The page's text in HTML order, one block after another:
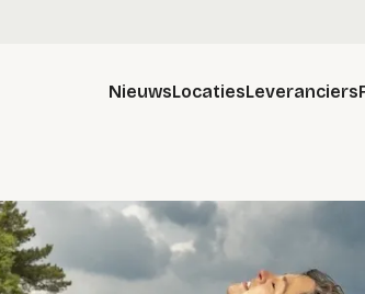
NieuwsLocatiesLeveranciers